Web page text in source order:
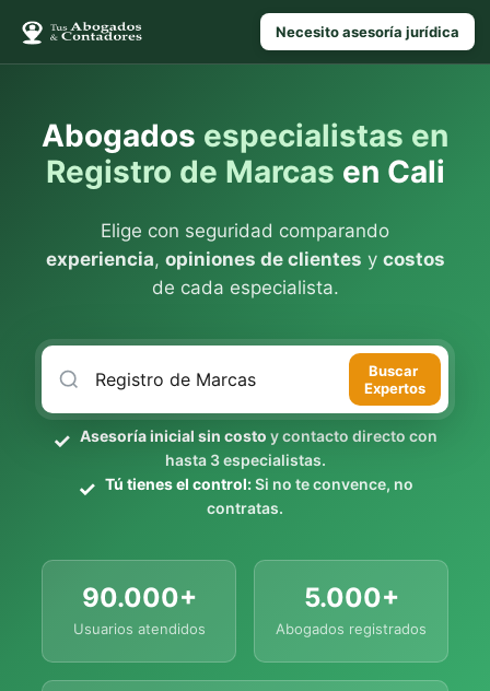
Necesito asesoría jurídica
Abogados especialistas en
Registro de Marcas en Cali
Elige con seguridad comparando
experiencia, opiniones de clientes y costos
de cada especialista.
Buscar
Expertos
Asesoría inicial sin costo y contacto directo con
hasta 3 especialistas.
Tú tienes el control:Si no te convence, no
contratas.
90.000+
Usuarios atendidos
5.000+
Abogados registrados